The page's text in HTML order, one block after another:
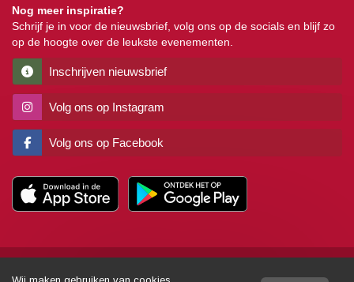
Nog meer inspiratie?
Schrijf je in voor de nieuwsbrief, volg ons op de socials en blijf zo
op de hoogte over de leukste evenementen.
Inschrijven nieuwsbrief
Volg ons op Instagram
Volg ons op Facebook